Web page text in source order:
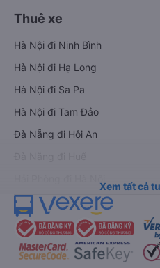
Thuê xe
Hà Nội đi Ninh Bình
Hà Nội đi Hạ Long
Hà Nội đi Sa Pa
Hà Nội đi Tam Đảo
Đà Nẵng đi Hội An
Xem tất cả